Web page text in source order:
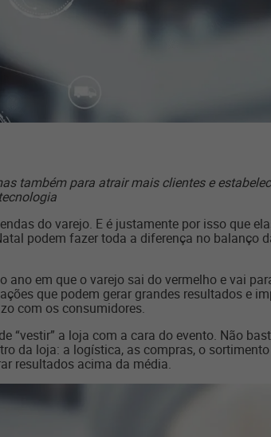
também para atrair mais clientes e
do varejo. E é justamente por isso que
podem fazer toda a diferença no balanço
ano em que o varejo sai do vermelho e vai
que podem gerar grandes resultados e
com os consumidores.
“vestir” a loja com a cara do evento. Não
da loja: a logística, as compras, o sortimento
resultados acima da média.